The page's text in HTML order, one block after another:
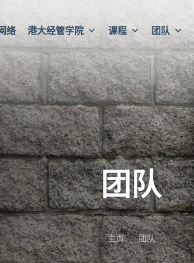
络 港大经管学院 课程 团队
团队
主页 团队